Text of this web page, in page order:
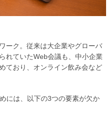
ーク。従来は大企業やグローバ
れていたWeb会議も、中小企業
ており、オンライン飲み会など
には、以下の3つの要素が欠か